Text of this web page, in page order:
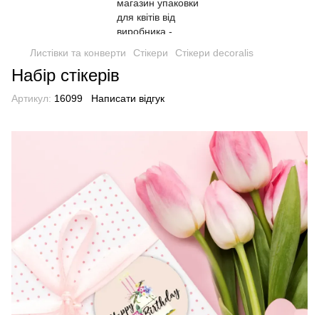
Листівки та конверти Стікери Стікери decoralis
Набір стікерів
Артикул: 16099 Написати відгук